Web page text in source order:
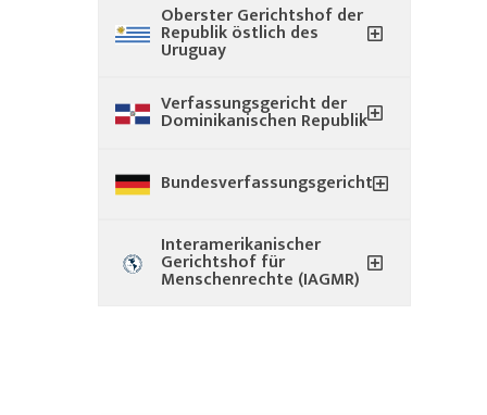
Oberster Gerichtshof der
Republik östlich des
Uruguay
Verfassungsgericht der
Dominikanischen Republik
Bundesverfassungsgericht
Interamerikanischer
Gerichtshof für
Menschenrechte (IAGMR)